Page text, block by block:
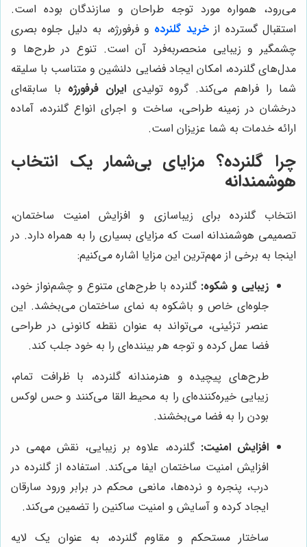
می‌رود، همواره مورد توجه طراحان و سازندگان بوده است.
استقبال گسترده از خرید گلنرده و فرفورژه، به دلیل جلوه بصری
چشمگیر و زیبایی منحصربه‌فرد آن است. تنوع در طرح‌ها و
مدل‌های گلنرده، امکان ایجاد فضایی دلنشین و متناسب با سلیقه
شما را فراهم می‌کند. گروه تولیدیایران فرفورژه با سابقه‌ای
درخشان در زمینه طراحی، ساخت و اجرای انواع گلنرده، آماده
ارائه خدمات به شما عزیزان است.
چرا گلنرده؟ مزایای بی‌شمار یک انتخاب
هوشمندانه
انتخاب گلنرده برای زیباسازی و افزایش امنیت ساختمان،
تصمیمی هوشمندانه است که مزایای بسیاری را به همراه دارد. در
اینجا به برخی از مهم‌ترین این مزایا اشاره می‌کنیم:
زیبایی و شکوه: گلنرده با طرح‌های متنوع و چشم‌نواز خود،
جلوه‌ای خاص و باشکوه به نمای ساختمان می‌بخشد. این
عنصر تزئینی، می‌تواند به عنوان نقطه کانونی در طراحی
فضا عمل کرده و توجه هر بیننده‌ای را به خود جلب کند.
طرح‌های پیچیده و هنرمندانه گلنرده، با ظرافت تمام،
زیبایی خیره‌کننده‌ای را به محیط القا می‌کنند و حس لوکس
بودن را به فضا می‌بخشند.
افزایش امنیت: گلنرده، علاوه بر زیبایی، نقش مهمی در
افزایش امنیت ساختمان ایفا می‌کند. استفاده از گلنرده در
درب، پنجره و نرده‌ها، مانعی محکم در برابر ورود سارقان
ایجاد کرده و آسایش و امنیت ساکنین را تضمین می‌کند.
ساختار مستحکم و مقاوم گلنرده، به عنوان یک لایه